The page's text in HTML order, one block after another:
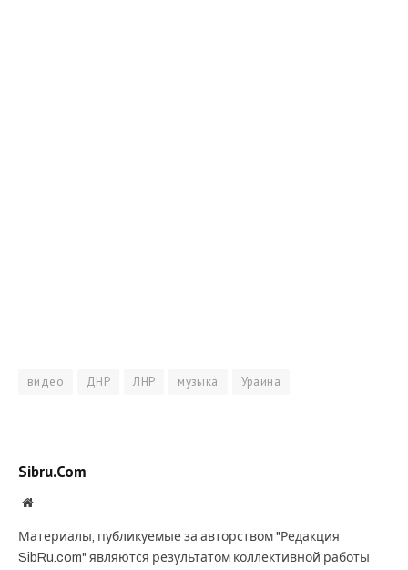
видео ДНР ЛНР музыка Ураина
Sibru.Com
Website
Материалы, публикуемые за авторством "Редакция
SibRu.com" являются результатом коллективной работы